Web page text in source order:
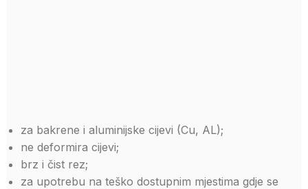
za bakrene i aluminijske cijevi (Cu, AL);
ne deformira cijevi;
brz i čist rez;
za upotrebu na teško dostupnim mjestima gdje se